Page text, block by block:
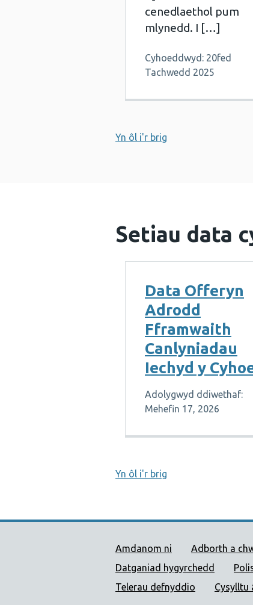
cenedlaethol pum
mlynedd. I […]
Cyhoeddwyd: 20fed
Tachwedd 2025
Yn ôl i'r brig
Setiau data
Data Offeryn
Adrodd
Fframwaith
Canlyniadau
Iechyd y
Adolygwyd ddiwethaf:
Mehefin 17, 2026
Yn ôl i'r brig
Dolenni Cymorth
Amdanom ni Adborth a
Datganiad hygyrchedd
Telerau defnyddio
Cysylltu